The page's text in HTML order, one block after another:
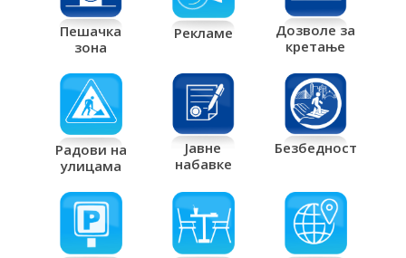
Пешачка
зона
Рекламе
Дозволе за
кретање
Радови на
улицама
Јавне
набавке
Безбедност